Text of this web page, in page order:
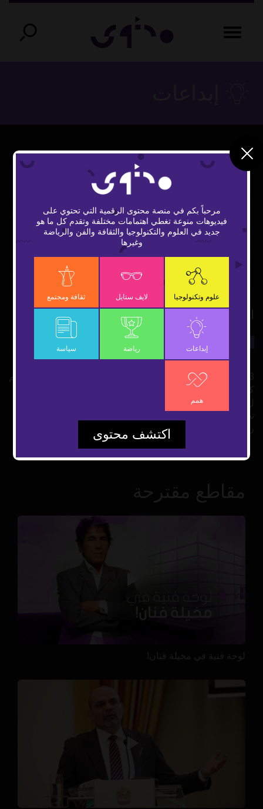
Play
Video
امرأة تصبح 3 رجال
3 رجال خدعوا اسبانيا والعالم لسنوات ومليون يورو تكشف سرهم
كارمن مولا كاتبة مختصة بأدب الإثارة والجريمة ترجمت أعملها
ل12 لغة وحولت كتاباتها لأعمال فنية، لكن الصدمة حدثت عندما
رجال تفاصيل القصة في هذا التقرير
مقاطع مقترحة
لوحة فنية في مخيلة فنان!
مرحباً بكم في منصة محتوى الرقمية التي تحتوي على
فيديوهات منوعة تغطي اهتمامات مختلفة وتقدم كل ما هو
جديد في العلوم والتكنولوجيا والثقافة والفن والرياضة
وغيرها
علوم وتكنولوجيا لايف ستايل ثقافة ومجتمع
إبداعات رياضة سياسة
همم
اكتشف محتوى